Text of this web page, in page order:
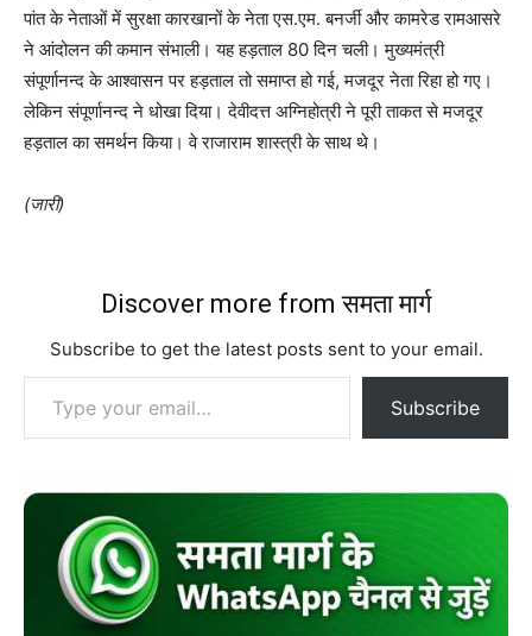
पांत के नेताओं में सुरक्षा कारखानों के नेता एस.एम. बनर्जी और कामरेड रामआसरे
ने आंदोलन की कमान संभाली। यह हड़ताल 80 दिन चली। मुख्यमंत्री
संपूर्णानन्द के आश्वासन पर हड़ताल तो समाप्त हो गई, मजदूर नेता रिहा हो गए।
लेकिन संपूर्णानन्द ने धोखा दिया। देवीदत्त अग्निहोत्री ने पूरी ताकत से मजदूर
हड़ताल का समर्थन किया। वे राजाराम शास्त्री के साथ थे।
(जारी)
Discover more from समता मार्ग
Subscribe to get the latest posts sent to your email.
Type your email…
Subscribe